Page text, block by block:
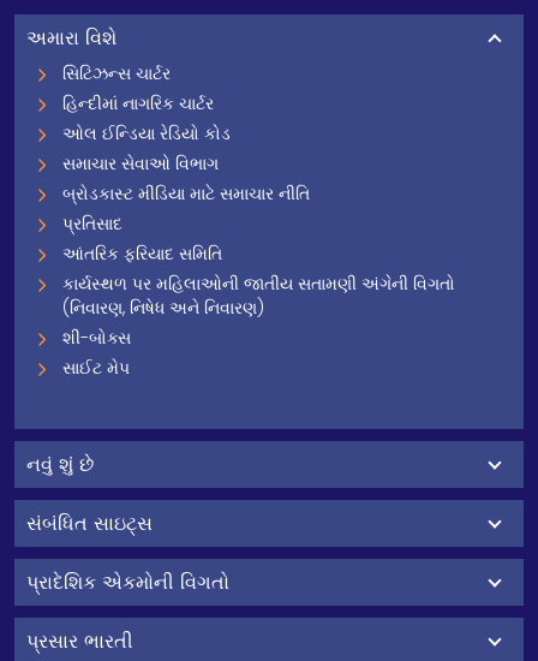
અમારા વિશે
સિટિઝન્સ ચાર્ટર
હિન્દીમાં નાગરિક ચાર્ટર
ઓલ ઈન્ડિયા રેડિયો કોડ
સમાચાર સેવાઓ વિભાગ
બ્રોડકાસ્ટ મીડિયા માટે સમાચાર નીતિ
પ્રતિસાદ
આંતરિક ફરિયાદ સમિતિ
કાર્યસ્થળ પર મહિલાઓની જાતીય સતામણી અંગેની વિગતો
(નિવારણ, નિષેધ અને નિવારણ)
શી-બોક્સ
સાઈટ મેપ
નવું શું છે
સંબંધિત સાઇટ્સ
પ્રાદેશિક એકમોની વિગતો
પ્રસાર ભારતી